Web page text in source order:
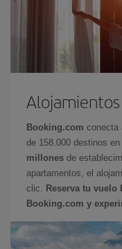
Alojamientos
Booking.com conecta
de 158.000 destinos
millones de
apartamentos, el
clic.
Reserva tu
Booking.com y